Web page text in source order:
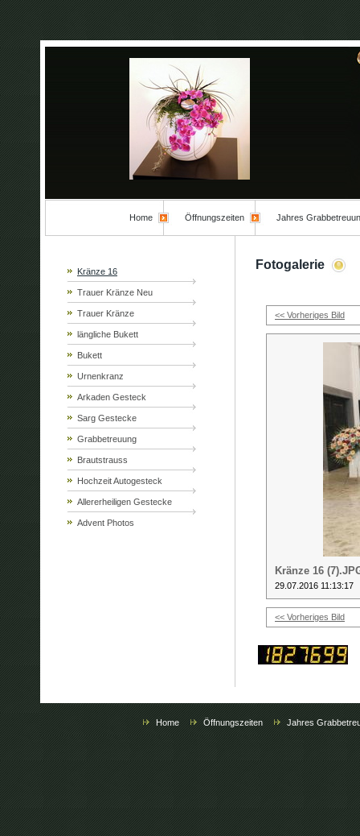
Home Öffnungszeiten Jahres
Kränze 16
Trauer Kränze Neu
Trauer Kränze
längliche Bukett
Bukett
Urnenkranz
Arkaden Gesteck
Sarg Gestecke
Grabbetreuung
Brautstrauss
Hochzeit Autogesteck
Allererheiligen Gestecke
Advent Photos
Fotogalerie
<< Vorheriges Bild
Kränze 16
29.07.2016 11:13:17
<< Vorheriges Bild
Home Öffnungszeiten Jahres